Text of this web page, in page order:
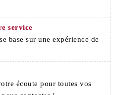
service
base sur une expérience de
écoute pour toutes vos